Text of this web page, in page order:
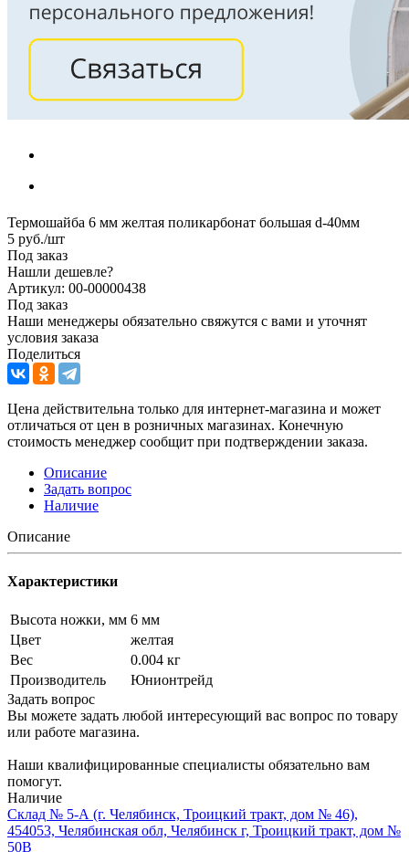
Термошайба 6 мм желтая поликарбонат большая d-40мм
5 руб./шт
Под заказ
Нашли дешевле?
Артикул: 00-00000438
Под заказ
Наши менеджеры обязательно свяжутся с вами и уточнят
условия заказа
Поделиться
Цена действительна только для интернет-магазина и может
отличаться от цен в розничных магазинах. Конечную
стоимость менеджер сообщит при подтверждении заказа.
Описание
Задать вопрос
Наличие
Описание
Характеристики
Высота ножки, мм 6 мм
Цвет
желтая
Вес
0.004 кг
Производитель
Юнионтрейд
Задать вопрос
Вы можете задать любой интересующий вас вопрос по товару
или работе магазина.
Наши квалифицированные специалисты обязательно вам
помогут.
Наличие
Склад № 5-А (г. Челябинск, Троицкий тракт, дом № 46),
454053, Челябинская обл, Челябинск г, Троицкий тракт, дом №
50В